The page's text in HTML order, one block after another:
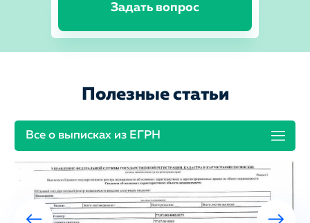
Задать вопрос
Полезные статьи
Все о выписках из ЕГРН